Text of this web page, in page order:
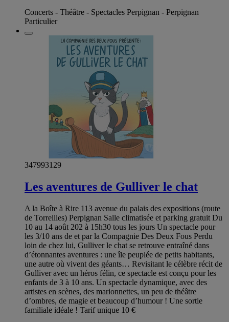
Concerts - Théâtre - Spectacles Perpignan - Perpignan
Particulier
347993129
Les aventures de Gulliver le chat
A la Boîte à Rire 113 avenue du palais des expositions (route
de Torreilles) Perpignan Salle climatisée et parking gratuit Du
10 au 14 août 202 à 15h30 tous les jours Un spectacle pour
les 3/10 ans de et par la Compagnie Des Deux Fous Perdu
loin de chez lui, Gulliver le chat se retrouve entraîné dans
d’étonnantes aventures : une île peuplée de petits habitants,
une autre où vivent des géants… Revisitant le célèbre récit de
Gulliver avec un héros félin, ce spectacle est conçu pour les
enfants de 3 à 10 ans. Un spectacle dynamique, avec des
artistes en scènes, des marionnettes, un peu de théâtre
d’ombres, de magie et beaucoup d’humour ! Une sortie
familiale idéale ! Tarif unique 10 €